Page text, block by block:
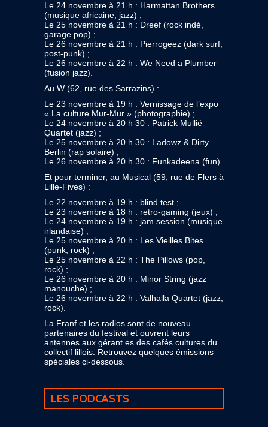
Le 24 novembre à 21 h : Harmattan Brothers
(musique africaine, jazz) ;
Le 25 novembre à 21 h : Dreef (rock indé,
garage pop) ;
Le 26 novembre à 21 h : Pierrogeez (dark surf,
post-punk) ;
Le 26 novembre à 22 h : We Need a Plumber
(fusion jazz).
Au W (62, rue des Sarrazins) :
Le 23 novembre à 19 h : Vernissage de l’expo
« La culture Mur-Mur » (photographie) ;
Le 24 novembre à 20 h 30 : Patrick Mullié
Quartet (jazz) ;
Le 25 novembre à 20 h 30 : Ladowz & Dirty
Berlin (rap solaire) ;
Le 26 novembre à 20 h 30 : Funkadeena (fun).
Et pour terminer, au Musical (59, rue de Flers à
Lille-Fives) :
Le 22 novembre à 19 h : blind test ;
Le 23 novembre à 18 h : retro-gaming (jeux) ;
Le 24 novembre à 19 h : jam session (musique
irlandaise) ;
Le 25 novembre à 20 h : Les Vieilles Bites
(punk, rock) ;
Le 25 novembre à 22 h : The Pillows (pop,
rock) ;
Le 26 novembre à 20 h : Minor String (jazz
manouche) ;
Le 26 novembre à 22 h : Valhalla Quartet (jazz,
rock).
La Franf et les radios sont de nouveau
partenaires du festival et ouvrent leurs
antennes aux gérant.es des cafés cultures du
collectif lillois. Retrouvez quelques émissions
spéciales ci-dessous.
LES PODCASTS